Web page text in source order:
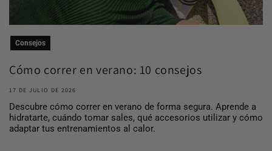
Consejos
Cómo correr en verano: 10 consejos
para entrena...
17 DE JULIO DE 2026
Descubre cómo correr en verano de forma segura. Aprende a
hidratarte, cuándo tomar sales, qué accesorios utilizar y cómo
adaptar tus entrenamientos al calor.